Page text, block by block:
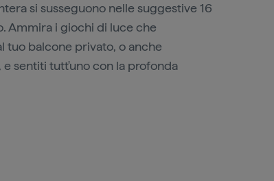
si susseguono nelle suggestive 16
Ammira i giochi di luce che
tuo balcone privato, o anche
sentiti tutt'uno con la profonda